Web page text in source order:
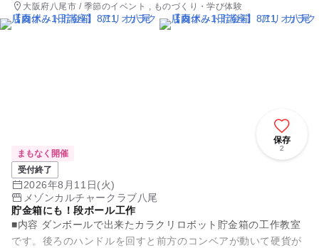
大阪府八尾市 / 季節のイベント , ものづくり・学び体験
保存
2
まもなく開催
受付終了
2026年8月11日(火)
メゾンカルチャークラブ八尾
貯金箱にも！段ボール工作
■内容 ダンボールで出来たカラクリロボット貯金箱の工作教室
です。後ろのハンドルを回すと前方のコンベアが動いて硬貨が